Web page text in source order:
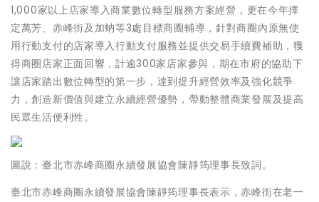
1,000家以上店家導入商業數位轉型服務方案經營，更在今年擇
定萬芳、赤峰街及加蚋等3處目標商圈輔導，針對商圈內原無使
用行動支付的店家導入行動支付服務並提供交易手續費補助，獲
得商圈店家正面回響，計逾300家店家參與，期在市府的協助下
讓店家踏出數位轉型的第一步，達到提升經營效率及強化競爭
力，創造新價值與建立永續經營優勢，帶動整體商業發展及提高
民眾生活便利性。
圖說：臺北市赤峰商圈永續發展協會陳靜筠理事長致詞。
臺北市赤峰商圈永續發展協會陳靜筠理事長表示，赤峰街在老一